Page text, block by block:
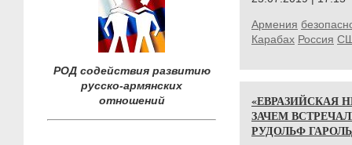
РОД содействия развитию
русско-армянских
отношений
Армения
Карабах Россия
«ЕВРАЗИЙСКАЯ
ЗАЧЕМ
РУДОЛЬФ